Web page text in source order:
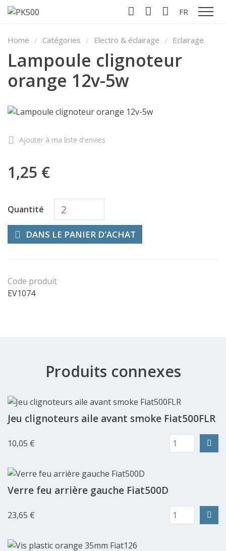
FR
Home Catégories Electro & éclairage Eclairage
Lampoule clignoteur
orange 12v-5w
Ajouter à ma liste d'envies
1,25 €
Quantité
DANS LE PANIER D'ACHAT
Code produit
EV1074
Produits connexes
Jeu clignoteurs aile avant smoke Fiat500FLR
10,05 €
Verre feu arrière gauche Fiat500D
23,65 €